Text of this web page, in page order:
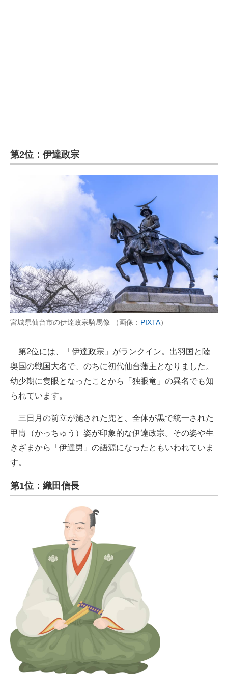
第2位：伊達政宗
宮城県仙台市の伊達政宗騎馬像 （画像： PIXTA）
第2位には、「伊達政宗」がランクイン。出羽国と陸
奥国の戦国大名で、のちに初代仙台藩主となりました。
幼少期に隻眼となったことから「独眼竜」の異名でも知
られています。
三日月の前立が施された兜と、全体が黒で統一された
甲冑（かっちゅう）姿が印象的な伊達政宗。その姿や生
きざまから「伊達男」の語源になったともいわれていま
す。
第1位：織田信長